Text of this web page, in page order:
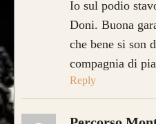
Io sul podio
Doni. Buona
che bene si son
compagnia di
Reply